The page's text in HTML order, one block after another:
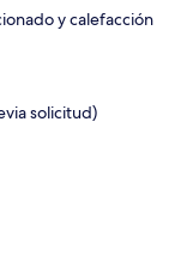
y calefacción
solicitud)